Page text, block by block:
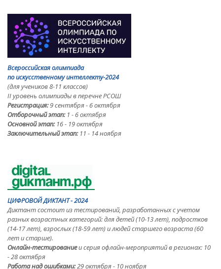
Всероссийская олимпиада
по искусственному интеллекту-2024
(для учеников 8-11 классов)
II уровень олимпиады в перечне РСОШ
Регистрация:9 сентября - 6 октября
Отборочный этап: 1 - 6 октября
Основной этап:16 - 19 октября
Заключительный этап: 11 - 14 ноября
ЦИФРОВОЙ ДИКТАНТ - 2024
Диктант состоит из тестирований, разработанных с учетом
разных возрастных категорий: для детей (10-13 лет), подростков
(14-17 лет), взрослых (18-59 лет) и людей старшего возраста (60
лет и старше).
Онлайн-тестированиеи серия офлайн-мероприятий в регионах: 10
- 28 октября
Работа над ошибками:29 октября - 10 ноября